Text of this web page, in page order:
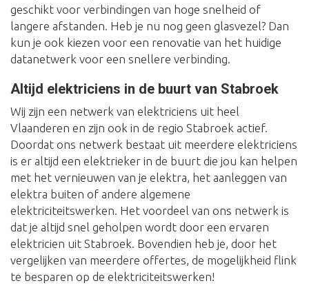
geschikt voor verbindingen van hoge snelheid of
langere afstanden. Heb je nu nog geen glasvezel? Dan
kun je ook kiezen voor een renovatie van het huidige
datanetwerk voor een snellere verbinding.
Altijd elektriciens in de buurt van Stabroek
Wij zijn een netwerk van elektriciens uit heel
Vlaanderen en zijn ook in de regio Stabroek actief.
Doordat ons netwerk bestaat uit meerdere elektriciens
is er altijd een elektrieker in de buurt die jou kan helpen
met het vernieuwen van je elektra, het aanleggen van
elektra buiten of andere algemene
elektriciteitswerken. Het voordeel van ons netwerk is
dat je altijd snel geholpen wordt door een ervaren
elektricien uit Stabroek. Bovendien heb je, door het
vergelijken van meerdere offertes, de mogelijkheid flink
te besparen op de elektriciteitswerken!